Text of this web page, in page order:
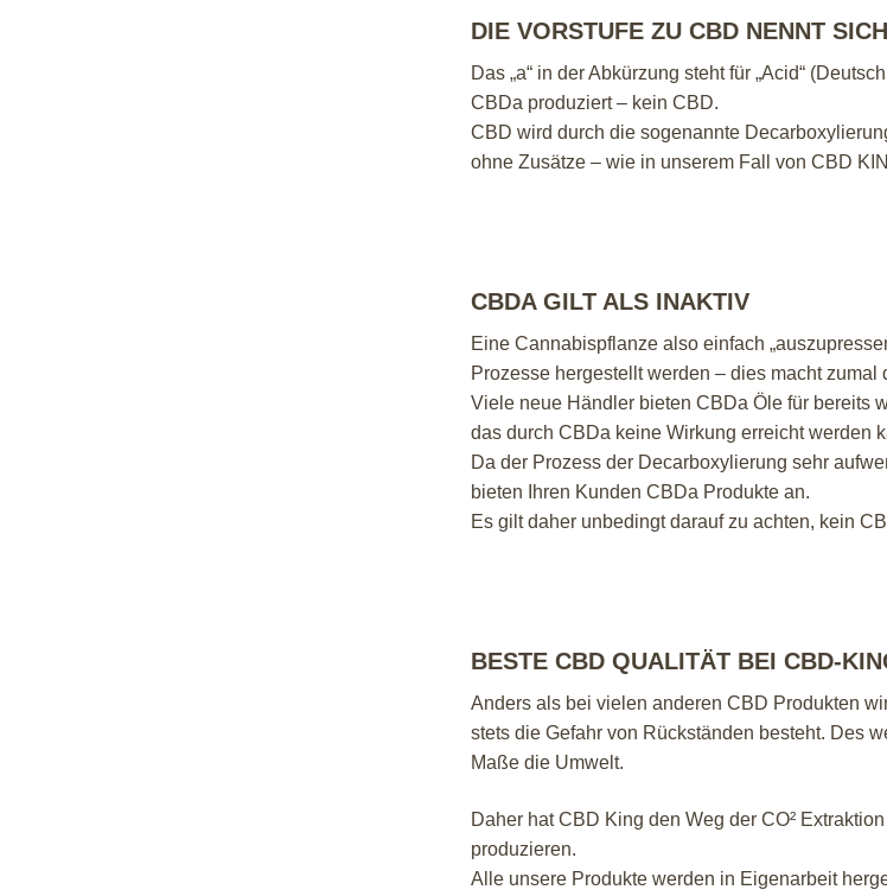
DIE VORSTUFE ZU CBD NENNT
Das „a“ in der Abkürzung steht für „Acid“
CBDa produziert – kein CBD.
CBD wird durch die sogenannte
ohne Zusätze – wie in unserem Fall von CBD
CBDA GILT ALS INAKTIV
Eine Cannabispflanze also einfach
Prozesse hergestellt werden – dies macht zumal
Viele neue Händler bieten CBDa Öle für bereits
das durch CBDa keine Wirkung erreicht werden
Da der Prozess der Decarboxylierung sehr
bieten Ihren Kunden CBDa Produkte an.
Es gilt daher unbedingt darauf zu achten, kein
BESTE CBD QUALITÄT BEI CBD-
Anders als bei vielen anderen CBD Produkten
stets die Gefahr von Rückständen besteht. Des
Maße die Umwelt.
Daher hat CBD King den Weg der CO²
produzieren.
Alle unsere Produkte werden in Eigenarbeit